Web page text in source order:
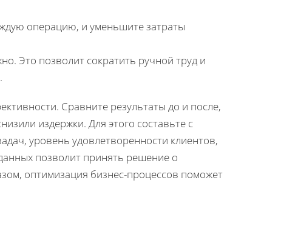
операцию, и уменьшите затраты
Это позволит сократить ручной труд и
Сравните результаты до и после,
издержки. Для этого составьте с
уровень удовлетворенности клиентов,
позволит принять решение о
оптимизация бизнес-процессов поможет